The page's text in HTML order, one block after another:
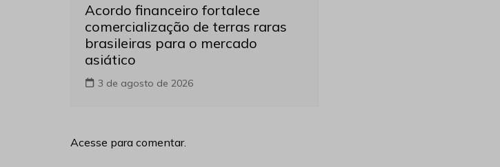
Acordo financeiro fortalece
comercialização de terras raras
brasileiras para o mercado
asiático
3 de agosto de 2026
Acesse para comentar.